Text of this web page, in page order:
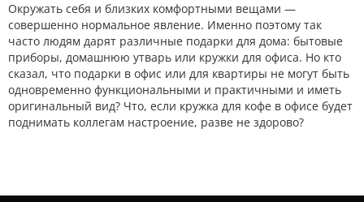
Окружать себя и близких комфортными вещами —
совершенно нормальное явление. Именно поэтому так
часто людям дарят различные подарки для дома: бытовые
приборы, домашнюю утварь или кружки для офиса. Но кто
сказал, что подарки в офис или для квартиры не могут быть
одновременно функциональными и практичными и иметь
оригинальный вид? Что, если кружка для кофе в офисе будет
поднимать коллегам настроение, разве не здорово?